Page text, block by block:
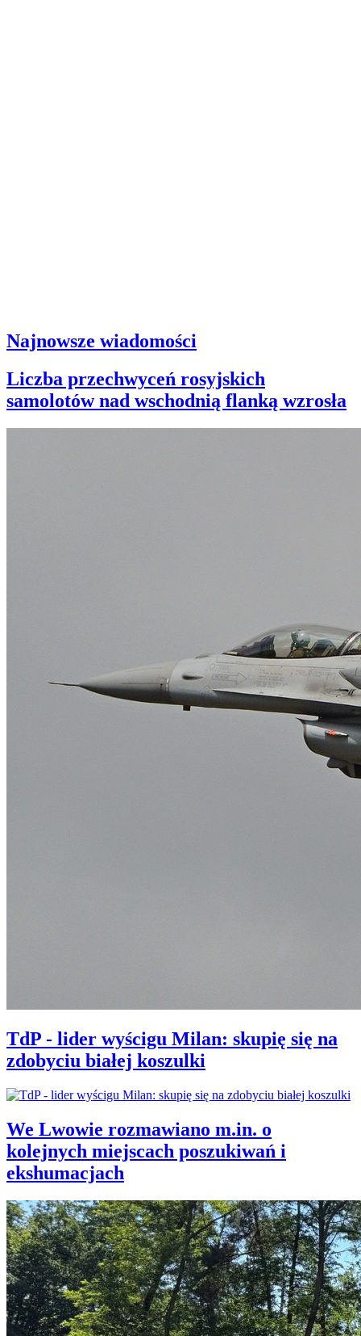
Najnowsze wiadomości
Liczba przechwyceń rosyjskich
samolotów nad wschodnią flanką wzrosła
TdP - lider wyścigu Milan: skupię się na
zdobyciu białej koszulki
We Lwowie rozmawiano m.in. o
kolejnych miejscach poszukiwań i
ekshumacjach